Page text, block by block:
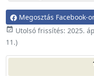
Megosztás Facebook-
event_available Utolsó frissítés: 2025.
11.)